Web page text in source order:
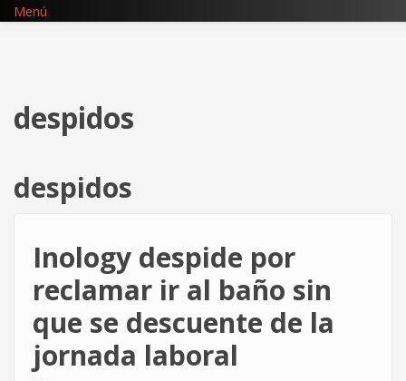
Pasar
Menú
despidos
despidos
Inology despide por
reclamar ir al baño sin
que se descuente de la
jornada laboral